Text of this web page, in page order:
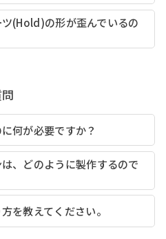
(Hold)の形が歪んでいるの
何が必要ですか？
、どのように製作するので
を教えてください。